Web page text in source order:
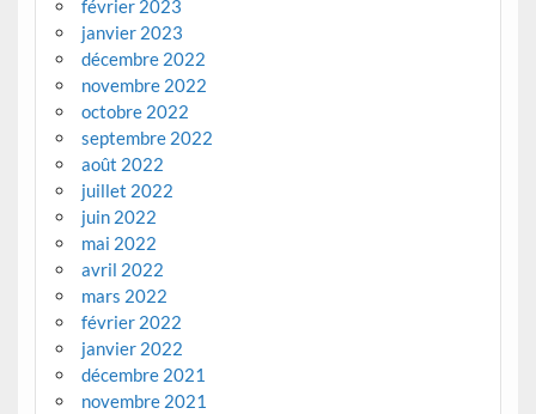
février 2023
janvier 2023
décembre 2022
novembre 2022
octobre 2022
septembre 2022
août 2022
juillet 2022
juin 2022
mai 2022
avril 2022
mars 2022
février 2022
janvier 2022
décembre 2021
novembre 2021